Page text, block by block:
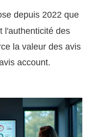
depuis 2022 que
l'authenticité des
la valeur des avis
account.